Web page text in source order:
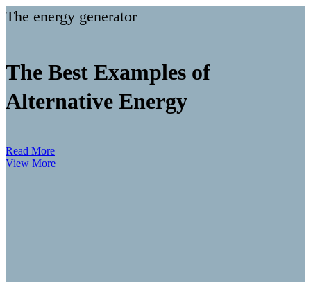
The energy generator
The Best Examples of
Alternative Energy
Read More
View More